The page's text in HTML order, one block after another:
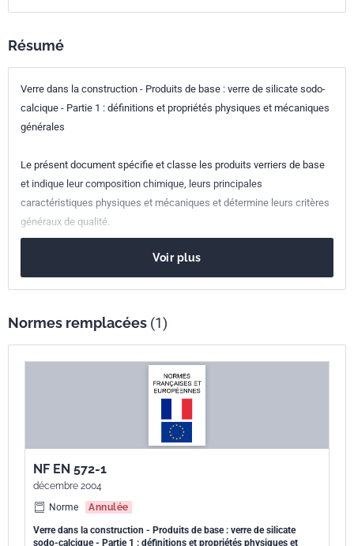
Codes ICS
01.040.81
Indice de
classement
P78-102-1
Parenté
européenne
Résumé
Verre dans la construction - Produits de base : verre de silicate sodo-
calcique - Partie 1 : définitions et propriétés physiques et mécaniques
générales
Le présent document spécifie et classe les produits verriers de base
et indique leur composition chimique, leurs principales
caractéristiques physiques et mécaniques et détermine leurs critères
généraux de qualité.
Voir plus
Normes remplacées (1)
NF EN 572-1
décembre 2004
Norme
Annulée
Verre dans la construction - Produits de base : verre de silicate
sodo-calcique - Partie 1 : définitions et propriétés physiques et